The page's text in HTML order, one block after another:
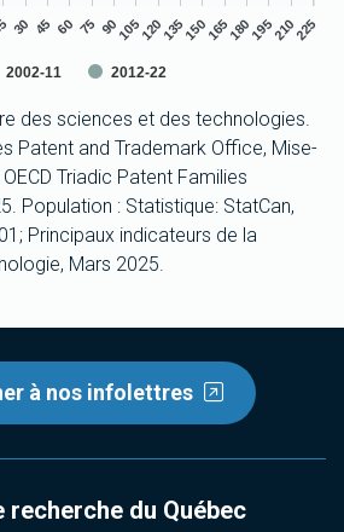
2002-11 2012-22
30 45 60 75 90105120135150165180195210225
des sciences et des technologies.
Patent and Trademark Office, Mise-
Triadic Patent Families
Population : Statistique: StatCan,
Principaux indicateurs de la
Mars 2025.
à nos infolettres
recherche du Québec